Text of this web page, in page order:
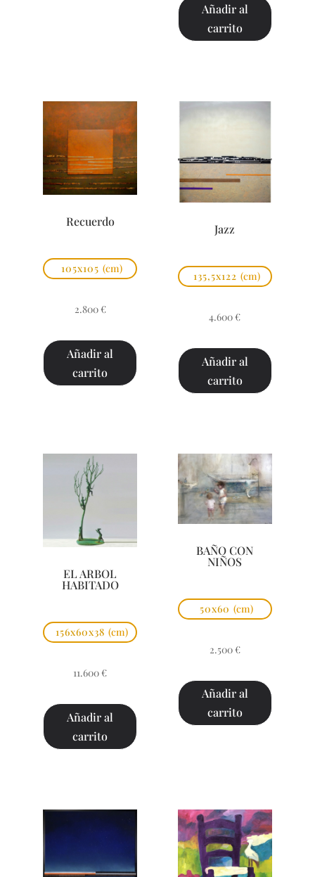
Añadir al
carrito
Recuerdo
105x105 (cm)
2.800 €
Añadir al
carrito
Jazz
135,5x122 (cm)
4.600 €
Añadir al
carrito
EL ARBOL
HABITADO
156x60x38 (cm)
11.600 €
Añadir al
carrito
BAÑO CON
NIÑOS
50x60 (cm)
2.500 €
Añadir al
carrito